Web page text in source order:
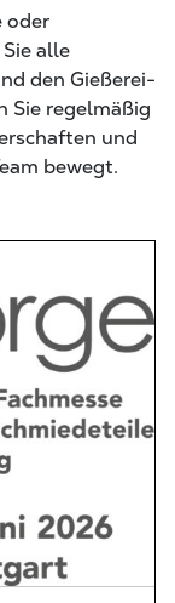
oder
alle
den Gießerei-
Sie regelmäßig
und
bewegt.